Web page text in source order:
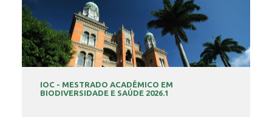
IOC - MESTRADO ACADÊMICO EM
BIODIVERSIDADE E SAÚDE 2026.1